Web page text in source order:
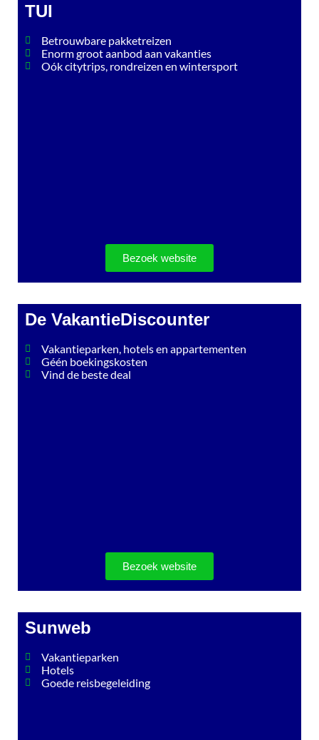
TUI
Betrouwbare pakketreizen
Enorm groot aanbod aan vakanties
Oók citytrips, rondreizen en wintersport
Bezoek website
De VakantieDiscounter
Vakantieparken, hotels en appartementen
Géén boekingskosten
Vind de beste deal
Bezoek website
Sunweb
Vakantieparken
Hotels
Goede reisbegeleiding